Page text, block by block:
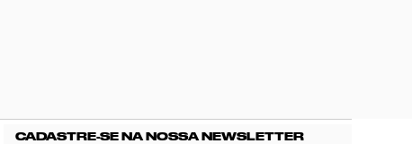
CADASTRE-SE NA NOSSA NEWSLETTER